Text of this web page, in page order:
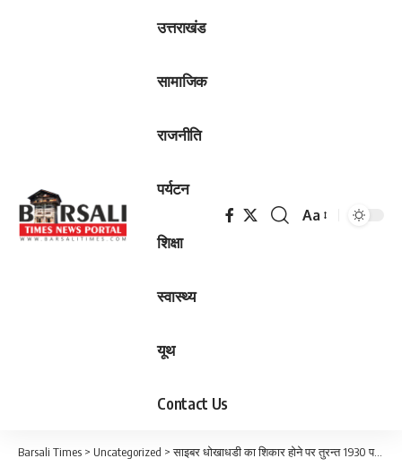
उत्तराखंड
सामाजिक
राजनीति
पर्यटन
शिक्षा
स्वास्थ्य
यूथ
Contact Us
Font
Aa
Barsali Times > Uncategorized >साइबर धोखाधडी का शिकार होने पर तुरन्त 1930 पर करें रिपोर्ट: एसपी